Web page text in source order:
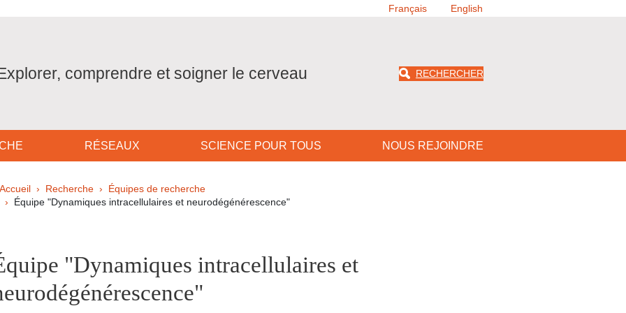
Français English
comprendre et soigner le cerveau RECHERCHER
RÉSEAUX SCIENCE POUR TOUS NOUS REJOINDRE
Fil d'Ariane
Accueil Recherche
Équipes de recherche
Équipe "Dynamiques intracellulaires et neurodégénérescence"
Sidebar
"Dynamiques intracellulaires et